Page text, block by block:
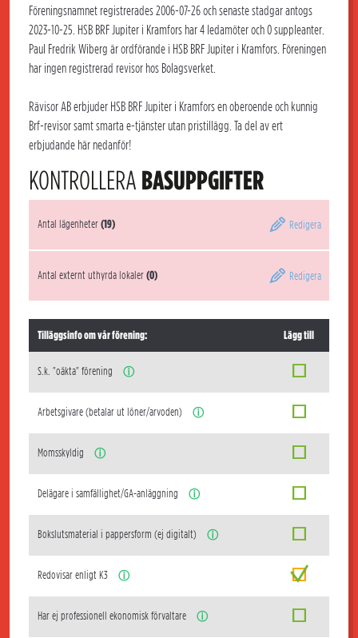
Föreningsnamnet registrerades 2006-07-26 och senaste stadgar antogs
2023-10-25. HSB BRF Jupiter i Kramfors har 4 ledamöter och 0 suppleanter.
Paul Fredrik Wiberg är ordförande i HSB BRF Jupiter i Kramfors. Föreningen
har ingen registrerad revisor hos Bolagsverket.
Rävisor AB erbjuder HSB BRF Jupiter i Kramfors en oberoende och kunnig
Brf-revisor samt smarta e-tjänster utan pristillägg. Ta del av ert
erbjudande här nedanför!
KONTROLLERA BASUPPGIFTER
Antal lägenheter(19) Redigera
Antal externt uthyrda lokaler(0) Redigera
Tilläggsinfo om vår förening: Lägg till
S.k. "oäkta" förening ⓘ
Arbetsgivare (betalar ut löner/arvoden) ⓘ
Momsskyldig ⓘ
Delägare i samfällighet/GA-anläggning ⓘ
Bokslutsmaterial i pappersform (ej digitalt) ⓘ
Redovisar enligt K3 ⓘ
Har ej professionell ekonomisk förvaltare ⓘ